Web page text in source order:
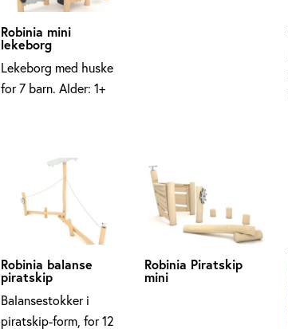
Robinia mini
lekeborg
Lekeborg med huske
for 7 barn. Alder: 1+
Robinia balanse
piratskip
Balansestokker i
piratskip-form, for 12
Robinia Piratskip
mini